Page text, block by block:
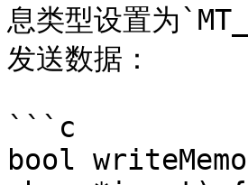
息类型设置为
发送数据：
```c
bool